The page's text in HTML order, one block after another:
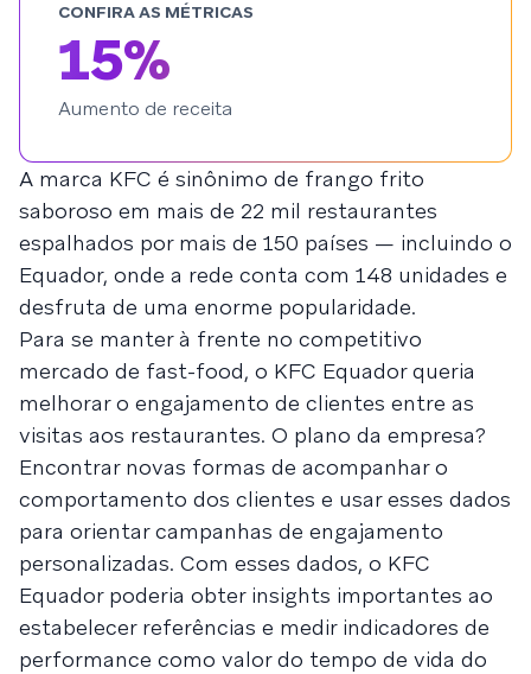
CONFIRA AS MÉTRICAS
15%
Aumento de receita
A marca KFC é sinônimo de frango frito
saboroso em mais de 22 mil restaurantes
espalhados por mais de 150 países — incluindo o
Equador, onde a rede conta com 148 unidades e
desfruta de uma enorme popularidade.
Para se manter à frente no competitivo
mercado de fast-food, o KFC Equador queria
melhorar o engajamento de clientes entre as
visitas aos restaurantes. O plano da empresa?
Encontrar novas formas de acompanhar o
comportamento dos clientes e usar esses dados
para orientar campanhas de engajamento
personalizadas. Com esses dados, o KFC
Equador poderia obter insights importantes ao
estabelecer referências e medir indicadores de
performance como valor do tempo de vida do